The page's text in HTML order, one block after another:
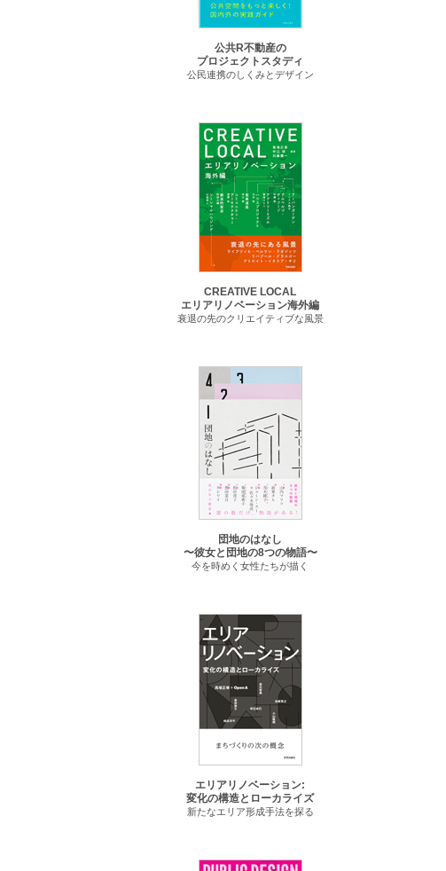
公共R不動産の
プロジェクトスタディ
公民連携のしくみとデザイン
CREATIVE LOCAL
エリアリノベーション海外編
衰退の先のクリエイティブな風景
団地のはなし
〜彼女と団地の8つの物語〜
今を時めく女性たちが描く
エリアリノベーション:
変化の構造とローカライズ
新たなエリア形成手法を探る